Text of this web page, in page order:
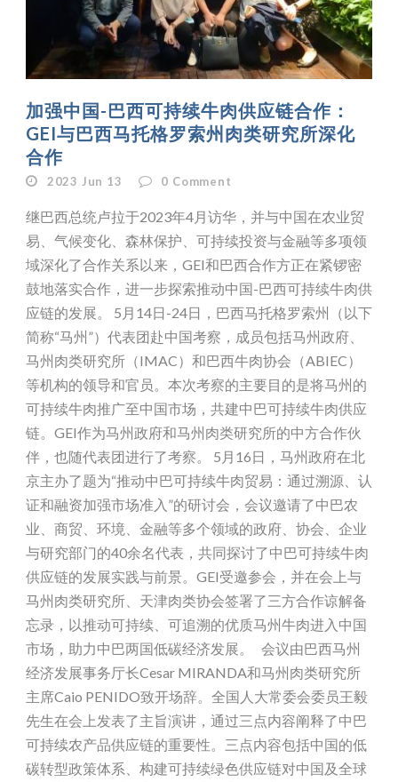
加强中国-巴西可持续牛肉供应链合作：
GEI与巴西马托格罗索州肉类研究所深化
合作
2023 Jun 13 0 Comment
继巴西总统卢拉于2023年4月访华，并与中国在农业贸
易、气候变化、森林保护、可持续投资与金融等多项领
域深化了合作关系以来，GEI和巴西合作方正在紧锣密
鼓地落实合作，进一步探索推动中国-巴西可持续牛肉供
应链的发展。 5月14日-24日，巴西马托格罗索州（以下
简称“马州”）代表团赴中国考察，成员包括马州政府、
马州肉类研究所（IMAC）和巴西牛肉协会（ABIEC）
等机构的领导和官员。本次考察的主要目的是将马州的
可持续牛肉推广至中国市场，共建中巴可持续牛肉供应
链。GEI作为马州政府和马州肉类研究所的中方合作伙
伴，也随代表团进行了考察。 5月16日，马州政府在北
京主办了题为“推动中巴可持续牛肉贸易：通过溯源、认
证和融资加强市场准入”的研讨会，会议邀请了中巴农
业、商贸、环境、金融等多个领域的政府、协会、企业
与研究部门的40余名代表，共同探讨了中巴可持续牛肉
供应链的发展实践与前景。GEI受邀参会，并在会上与
马州肉类研究所、天津肉类协会签署了三方合作谅解备
忘录，以推动可持续、可追溯的优质马州牛肉进入中国
市场，助力中巴两国低碳经济发展。 会议由巴西马州
经济发展事务厅长Cesar MIRANDA和马州肉类研究所
主席Caio PENIDO致开场辞。全国人大常委会委员王毅
先生在会上发表了主旨演讲，通过三点内容阐释了中巴
可持续农产品供应链的重要性。三点内容包括中国的低
碳转型政策体系、构建可持续绿色供应链对中国及全球